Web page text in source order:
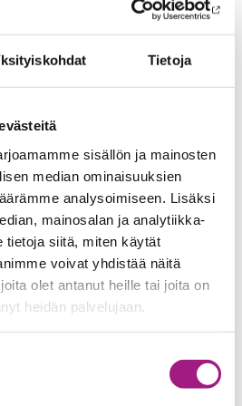
Tietoja
sisällön ja mainosten
median ominaisuuksien
analysoimiseen. Lisäksi
mainosalan ja analytiikka-
tietoja siitä, miten käytät
voivat yhdistää näitä
olet antanut heille tai joita on
heidän palvelujaan.
puhutaan rauhallisesti ja
aikaa vastata.
Muistisairas vaistoaa kiireen
muistisairaalla on ajatuksia,
niin pitkälle, ettei puheen
niin kannattaa puhua, vaikka
vastaamaan. Silloin voi pitää
olla läsnä, se on tärkeintä.
linkkinä ikäihmisen ja